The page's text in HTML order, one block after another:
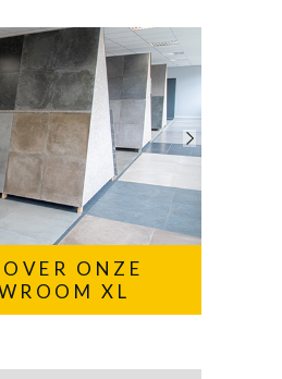
OVER ONZE
XL